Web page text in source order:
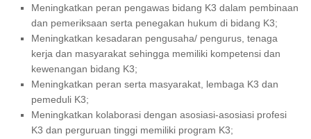
Meningkatkan peran pengawas bidang K3 dalam pembinaan
dan pemeriksaan serta penegakan hukum di bidang K3;
Meningkatkan kesadaran pengusaha/ pengurus, tenaga
kerja dan masyarakat sehingga memiliki kompetensi dan
kewenangan bidang K3;
Meningkatkan peran serta masyarakat, lembaga K3 dan
pemeduli K3;
Meningkatkan kolaborasi dengan asosiasi­-asosiasi profesi
K3 dan perguruan tinggi memiliki program K3;